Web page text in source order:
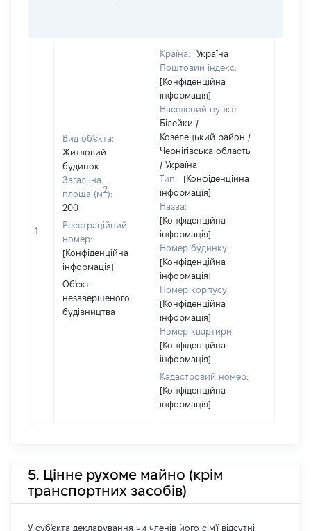
1
Вид об'єкта:
Житловий
будинок
Загальна
площа (м2):
200
Реєстраційний
номер:
[Конфіденційна
інформація]
Об'єкт
незавершеного
будівництва
Країна:
Україна
Поштовий індекс:
[Конфіденційна
інформація]
Населений пункт:
Білейки /
Козелецький район /
Чернігівська область
/ Україна
Тип:
[Конфіденційна
інформація]
Назва:
[Конфіденційна
інформація]
Номер будинку:
[Конфіденційна
інформація]
Номер корпусу:
[Конфіденційна
інформація]
Номер квартири:
[Конфіденційна
інформація]
Кадастровий номер:
[Конфіденційна
інформація]
5. Цінне рухоме майно (крім
транспортних засобів)
У суб'єкта декларування чи членів його сім'ї відсутні